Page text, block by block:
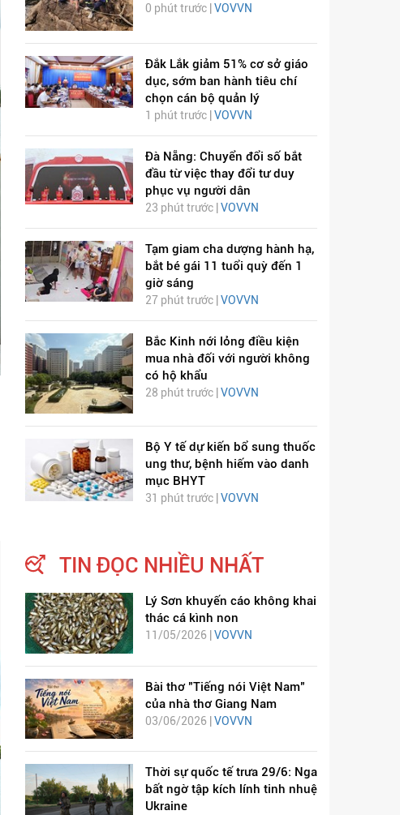
0 phút trước | VOVVN
Đắk Lắk giảm 51% cơ sở giáo
dục, sớm ban hành tiêu chí
chọn cán bộ quản lý
1 phút trước | VOVVN
Đà Nẵng: Chuyển đổi số bắt
đầu từ việc thay đổi tư duy
phục vụ người dân
23 phút trước | VOVVN
Tạm giam cha dượng hành hạ,
bắt bé gái 11 tuổi quỳ đến 1
giờ sáng
27 phút trước | VOVVN
Bắc Kinh nới lỏng điều kiện
mua nhà đối với người không
có hộ khẩu
28 phút trước | VOVVN
Bộ Y tế dự kiến bổ sung thuốc
ung thư, bệnh hiếm vào danh
mục BHYT
31 phút trước | VOVVN
TIN ĐỌC NHIỀU NHẤT
Lý Sơn khuyến cáo không khai
thác cá kình non
11/05/2026 | VOVVN
Bài thơ "Tiếng nói Việt Nam"
của nhà thơ Giang Nam
03/06/2026 |VOVVN
Thời sự quốc tế trưa 29/6: Nga
bất ngờ tập kích lính tinh nhuệ
Ukraine